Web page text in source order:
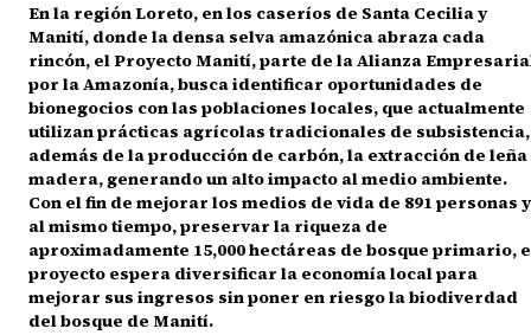
En la región Loreto, en los caseríos de Santa Cecilia y
Manití, donde la densa selva amazónica abraza cada
rincón, el Proyecto Manití, parte de la Alianza
por la Amazonía, busca identificar oportunidades de
bionegocios con las poblaciones locales, que actualmente
utilizan prácticas agrícolas tradicionales de subsistencia,
además de la producción de carbón, la extracción de leña
madera, generando un alto impacto al medio ambiente.
Con el fin de mejorar los medios de vida de 891 personas
al mismo tiempo, preservar la riqueza de
aproximadamente 15,000 hectáreas de bosque primario,
proyecto espera diversificar la economía local para
mejorar sus ingresos sin poner en riesgo la biodiverdad
del bosque de Manití.